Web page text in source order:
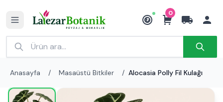
₺
0
Anasayfa / Masaüstü Bitkiler / Alocasia Polly Fil Kulağı